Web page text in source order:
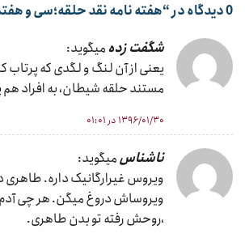
0 دیدگاه در “ هفته نامه نقد حلقه؛سی و
شگفت زده میگوید:
یعنی از آن لنگ و لگدی که
مستند حلقه شیطان، به افراد
۱۳۹۶/۰۱/۳۰ در ۰۱:۰۱
ناشناسمیگوید:
ویروس غیرارگانیک داره. طاهری
ویروساش دروغ میگن. هر چی آدم
،روحش رفته تو بدن طاهری.